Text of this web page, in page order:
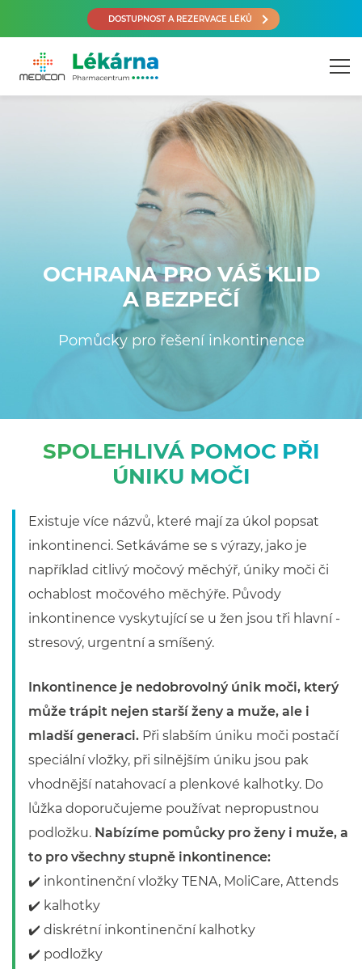
DOSTUPNOST A REZERVACE LÉKŮ
OCHRANA PRO VÁŠ KLID
A BEZPEČÍ
Pomůcky pro řešení inkontinence
SPOLEHLIVÁ POMOC PŘI
ÚNIKU MOČI
Existuje více názvů, které mají za úkol popsat
inkontinenci. Setkáváme se s výrazy, jako je
například citlivý močový měchýř, úniky moči či
ochablost močového měchýře. Původy
inkontinence vyskytující se u žen jsou tři hlavní -
stresový, urgentní a smíšený.
Inkontinence je nedobrovolný únik moči, který
může trápit nejen starší ženy a muže, ale i
mladší generaci. Při slabším úniku moči postačí
speciální vložky, při silnějším úniku jsou pak
vhodnější natahovací a plenkové kalhotky. Do
lůžka doporučujeme používat nepropustnou
podložku. Nabízíme pomůcky pro ženy i muže, a
to pro všechny stupně inkontinence:
✔️ inkontinenční vložky TENA, MoliCare, Attends
✔️ kalhotky
✔️ diskrétní inkontinenční kalhotky
✔️ podložky